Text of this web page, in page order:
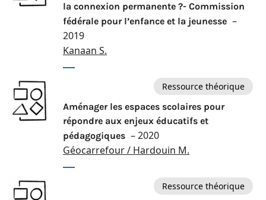
la connexion permanente ?- Commission
fédérale pour l’enfance et la jeunesse –
2019
Kanaan S.
Ressource théorique
Aménager les espaces scolaires pour
répondre aux enjeux éducatifs et
pédagogiques – 2020
Géocarrefour / Hardouin M.
Ressource théorique